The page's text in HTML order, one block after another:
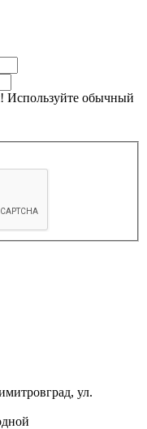
Используйте обычный
ул.